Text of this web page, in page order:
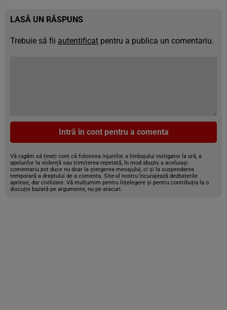
LASĂ UN RĂSPUNS
Trebuie să fii autentificat pentru a publica un comentariu.
Intră în cont pentru a comenta
Vă rugăm să țineți cont că folosirea injuriilor, a limbajului instigator la ură, a
apelurilor la violență sau trimiterea repetată, în mod abuziv, a aceluiași
comentariu pot duce nu doar la ștergerea mesajului, ci și la suspendarea
temporară a dreptului de a comenta. Site-ul nostru încurajează dezbaterile
aprinse, dar civilizate. Vă mulțumim pentru înțelegere și pentru contribuția la o
discuție bazată pe argumente, nu pe atacuri.